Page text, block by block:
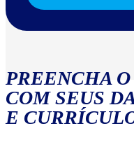
PREENCHA
COM SEUS
E